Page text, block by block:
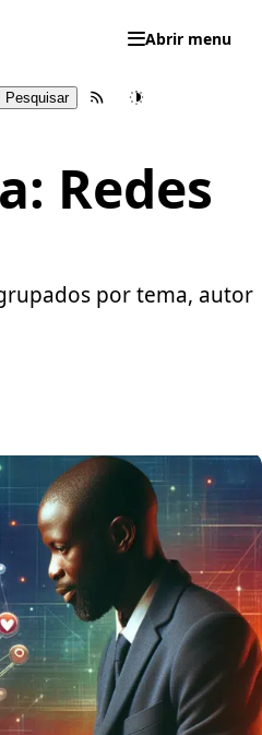
Abrir menu
Feed RSSTema
Redes
por tema, autor